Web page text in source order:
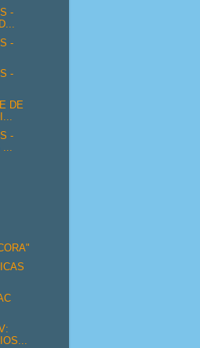
-
-
-
DE
-
...